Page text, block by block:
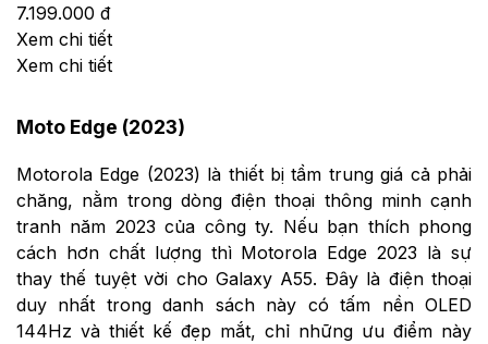
7.199.000 đ
Xem chi tiết
Xem chi tiết
Moto Edge (2023)
Motorola Edge (2023) là thiết bị tầm trung giá cả phải
chăng, nằm trong dòng điện thoại thông minh cạnh
tranh năm 2023 của công ty. Nếu bạn thích phong
cách hơn chất lượng thì Motorola Edge 2023 là sự
thay thế tuyệt vời cho Galaxy A55. Đây là điện thoại
duy nhất trong danh sách này có tấm nền OLED
144Hz và thiết kế đẹp mắt, chỉ những ưu điểm này